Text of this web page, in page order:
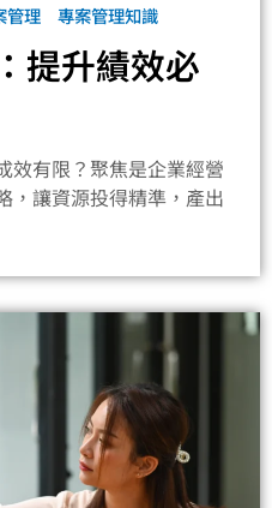
管理 專案管理知識
提升績效必
效有限？聚焦是企業經營
，讓資源投得精準，產出